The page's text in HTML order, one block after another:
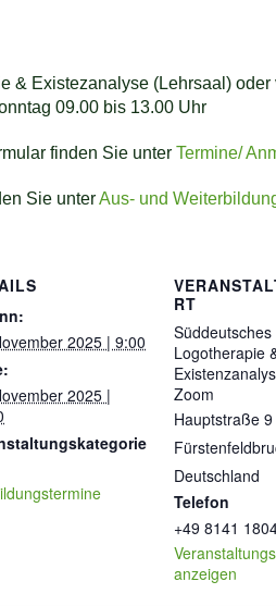
& Existezanalyse (Lehrsaal) oder
09.00 bis 13.00 Uhr
finden Sie unter Termine/
Sie unterAus- und
2025 | 9:00
2025 |
RT
Logotherapie
Zoom
Hauptstraße 9
Deutschland
Telefon
+49 8141
anzeigen